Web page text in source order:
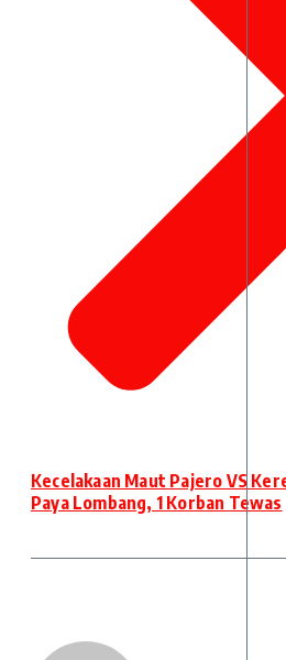
Kecelakaan Maut Pajero VS
Paya Lombang, 1 Korban Tewas